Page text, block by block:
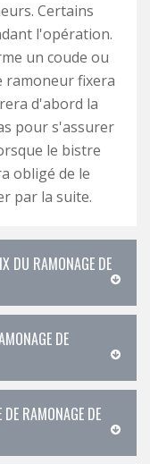
Certains
l'opération.
un coude ou
ramoneur fixera
d'abord la
pour s'assurer
le bistre
obligé de le
par la suite.
DU RAMONAGE DE
DE
DE RAMONAGE DE